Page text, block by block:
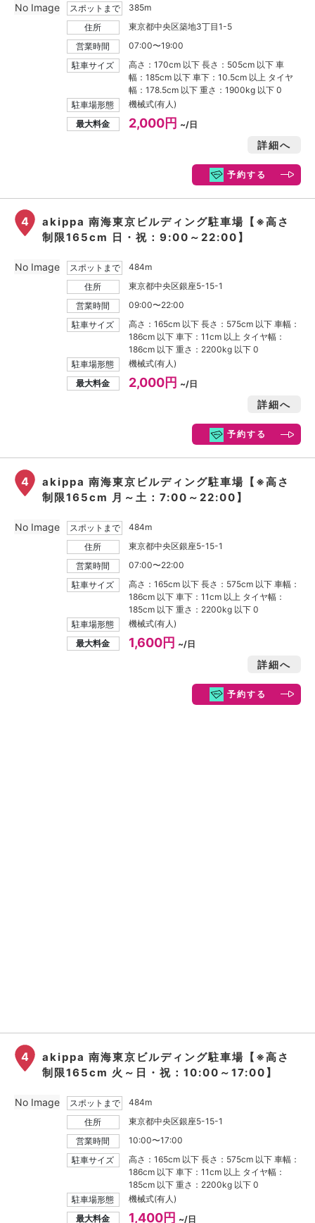
スポットまで
385m
住所
東京都中央区築地3丁目1-5
営業時間
07:00〜19:00
駐車サイズ
高さ：170cm 以下 長さ：505cm 以下 車
幅：185cm 以下 車下：10.5cm 以上 タイヤ
幅：178.5cm 以下 重さ：1900kg 以下 0
駐車場形態
機械式(有人)
最大料金
2,000円 ~/日
詳細へ
予約する
No Image
4
akippa 南海東京ビルディング駐車場【※高さ
制限165cm 日・祝：9:00～22:00】
スポットまで
484m
住所
東京都中央区銀座5-15-1
営業時間
09:00〜22:00
駐車サイズ
高さ：165cm 以下 長さ：575cm 以下 車幅：
186cm 以下 車下：11cm 以上 タイヤ幅：
186cm 以下 重さ：2200kg 以下 0
駐車場形態
機械式(有人)
最大料金
2,000円 ~/日
詳細へ
予約する
No Image
4
akippa 南海東京ビルディング駐車場【※高さ
制限165cm 月～土：7:00～22:00】
スポットまで
484m
住所
東京都中央区銀座5-15-1
営業時間
07:00〜22:00
駐車サイズ
高さ：165cm 以下 長さ：575cm 以下 車幅：
186cm 以下 車下：11cm 以上 タイヤ幅：
185cm 以下 重さ：2200kg 以下 0
駐車場形態
機械式(有人)
最大料金
1,600円 ~/日
詳細へ
予約する
No Image
4
akippa 南海東京ビルディング駐車場【※高さ
制限165cm 火～日・祝：10:00～17:00】
スポットまで
484m
住所
東京都中央区銀座5-15-1
営業時間
10:00〜17:00
駐車サイズ
高さ：165cm 以下 長さ：575cm 以下 車幅：
186cm 以下 車下：11cm 以上 タイヤ幅：
185cm 以下 重さ：2200kg 以下 0
駐車場形態
機械式(有人)
最大料金
1,400円 ~/日
No Image